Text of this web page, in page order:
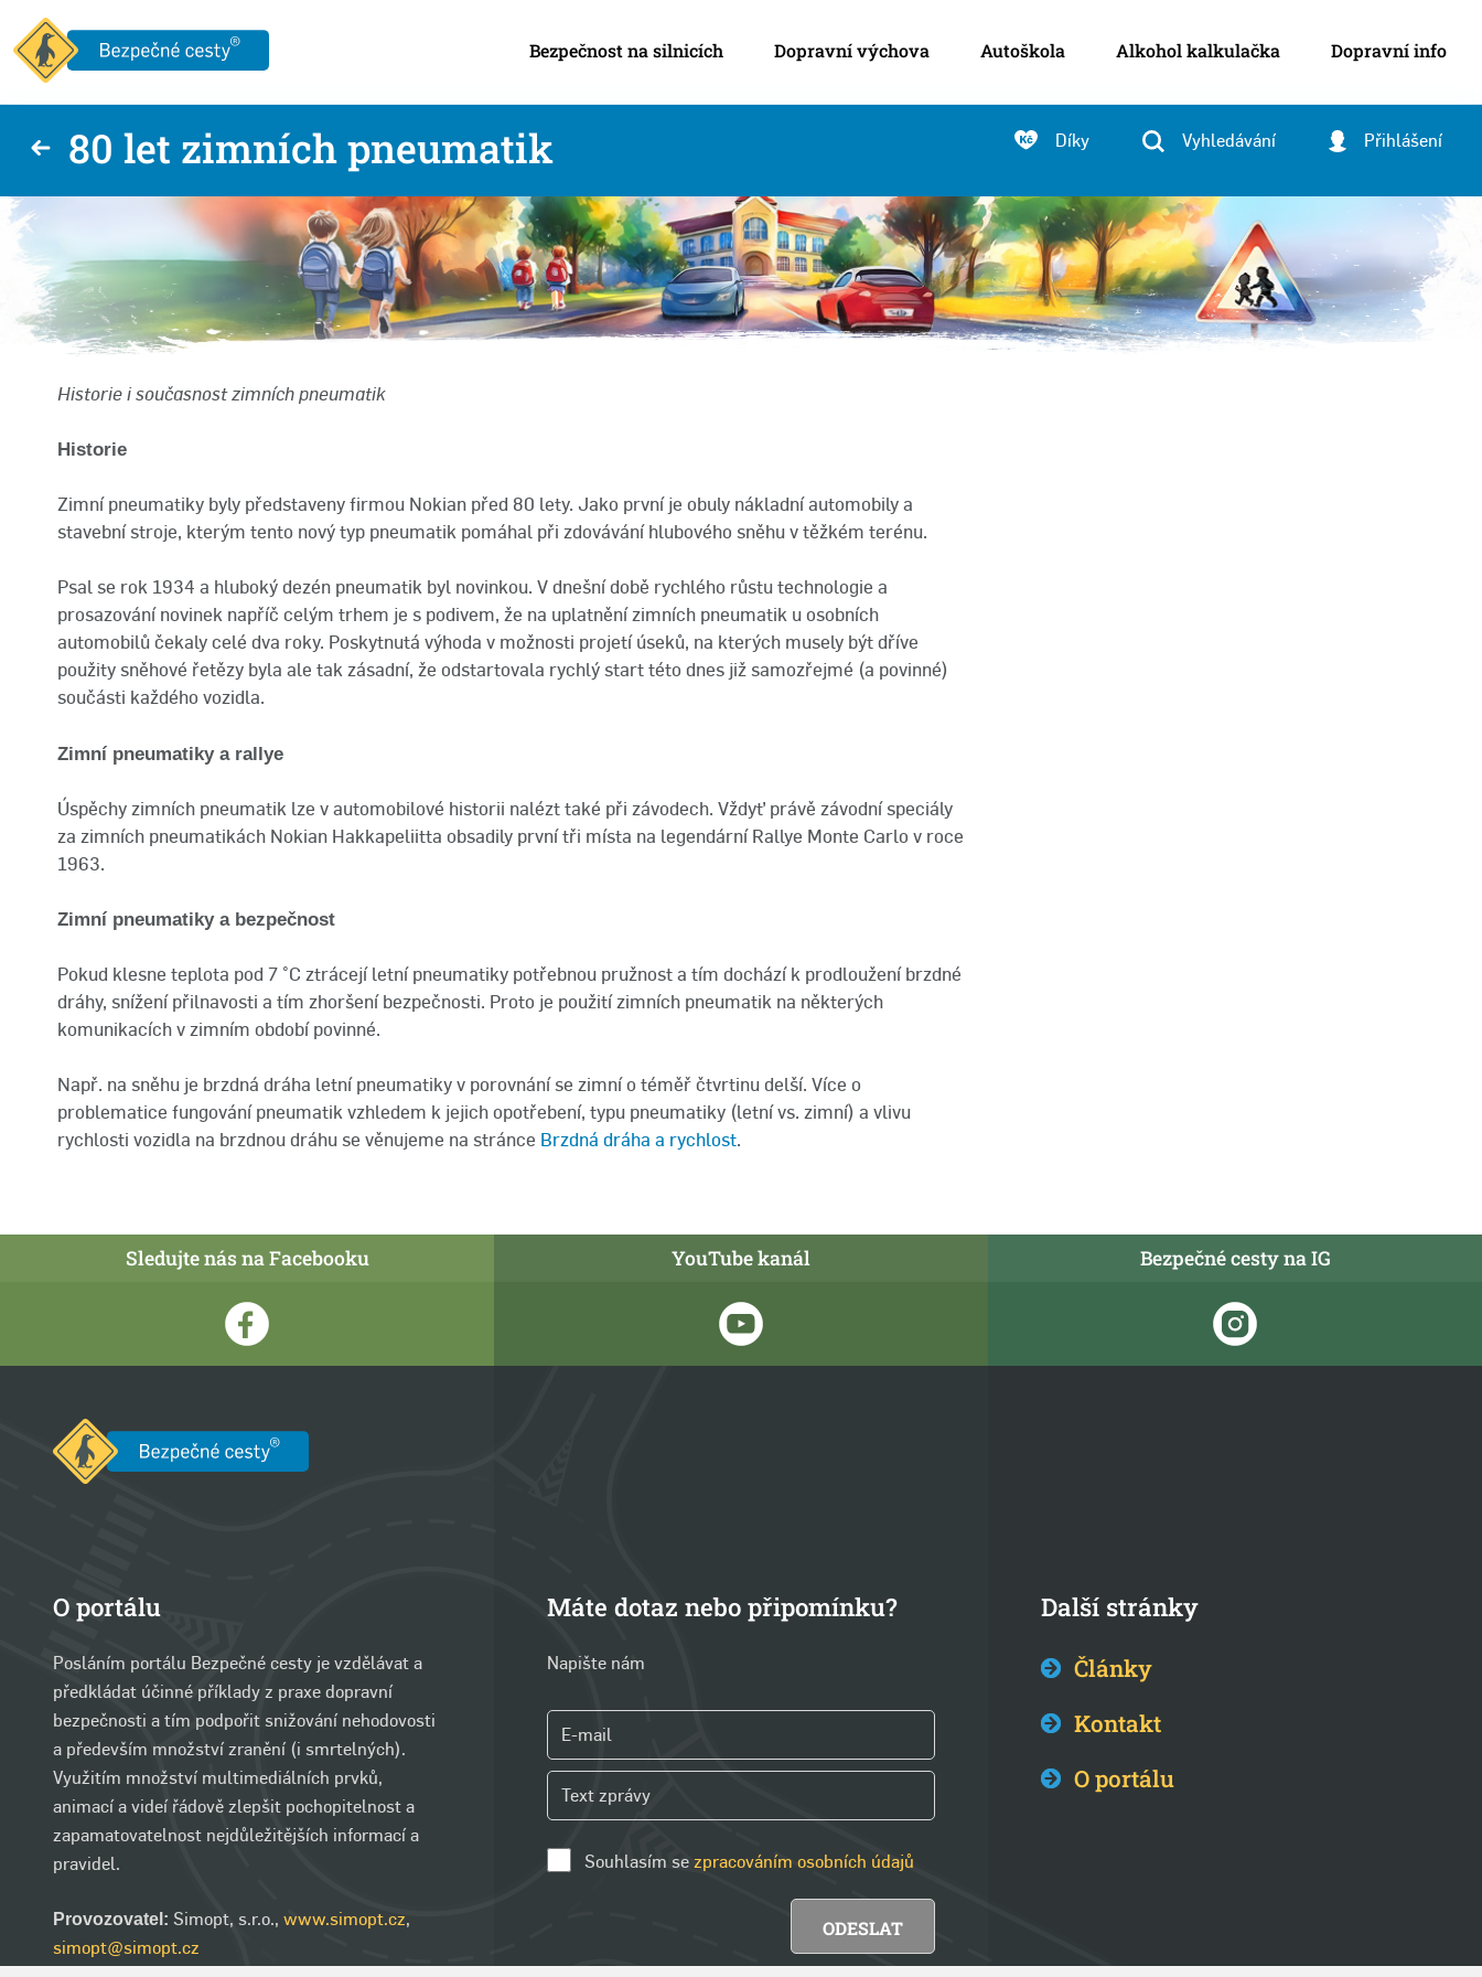
Bezpečnost na silnicích Dopravní výchova Autoškola Alkohol kalkulačka Dopravní info
80 let zimních pneumatik Díky Vyhledávání Přihlášení
Historie i současnost zimních pneumatik
Historie
Zimní pneumatiky byly představeny firmou Nokian před 80 lety. Jako první je obuly nákladní automobily a
stavební stroje, kterým tento nový typ pneumatik pomáhal při zdovávání hlubového sněhu v těžkém terénu.
Psal se rok 1934 a hluboký dezén pneumatik byl novinkou. V dnešní době rychlého růstu technologie a
prosazování novinek napříč celým trhem je s podivem, že na uplatnění zimních pneumatik u osobních
automobilů čekaly celé dva roky. Poskytnutá výhoda v možnosti projetí úseků, na kterých musely být dříve
použity sněhové řetězy byla ale tak zásadní, že odstartovala rychlý start této dnes již samozřejmé (a povinné)
součásti každého vozidla.
Zimní pneumatiky a rallye
Úspěchy zimních pneumatik lze v automobilové historii nalézt také při závodech. Vždyť právě závodní speciály
za zimních pneumatikách Nokian Hakkapeliitta obsadily první tři místa na legendární Rallye Monte Carlo v roce
1963.
Zimní pneumatiky a bezpečnost
Pokud klesne teplota pod 7 °C ztrácejí letní pneumatiky potřebnou pružnost a tím dochází k prodloužení brzdné
dráhy, snížení přilnavosti a tím zhoršení bezpečnosti. Proto je použití zimních pneumatik na některých
komunikacích v zimním období povinné.
Např. na sněhu je brzdná dráha letní pneumatiky v porovnání se zimní o téměř čtvrtinu delší. Více o
problematice fungování pneumatik vzhledem k jejich opotřebení, typu pneumatiky (letní vs. zimní) a vlivu
rychlosti vozidla na brzdnou dráhu se věnujeme na stránce Brzdná dráha a rychlost.
Sledujte nás na Facebooku YouTube kanál Bezpečné cesty na IG
O portálu
Posláním portálu Bezpečné cesty je vzdělávat a
předkládat účinné příklady z praxe dopravní
bezpečnosti a tím podpořit snižování nehodovosti
a především množství zranění (i smrtelných).
Využitím množství multimediálních prvků,
animací a videí řádově zlepšit pochopitelnost a
zapamatovatelnost nejdůležitějších informací a
pravidel.
Provozovatel: Simopt, s.r.o., www.simopt.cz,
simopt@simopt.cz
Máte dotaz nebo připomínku?
Napište nám
Souhlasím se zpracováním osobních údajů
Další stránky
Články
Kontakt
O portálu